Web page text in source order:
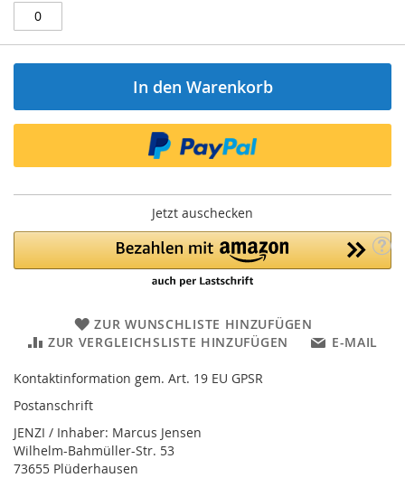
In den Warenkorb
Jetzt auschecken
ZUR WUNSCHLISTE HINZUFÜGEN
ZUR VERGLEICHSLISTE HINZUFÜGEN
E-MAIL
Kontaktinformation gem. Art. 19 EU GPSR
Postanschrift
JENZI / Inhaber: Marcus Jensen
Wilhelm-Bahmüller-Str. 53
73655 Plüderhausen